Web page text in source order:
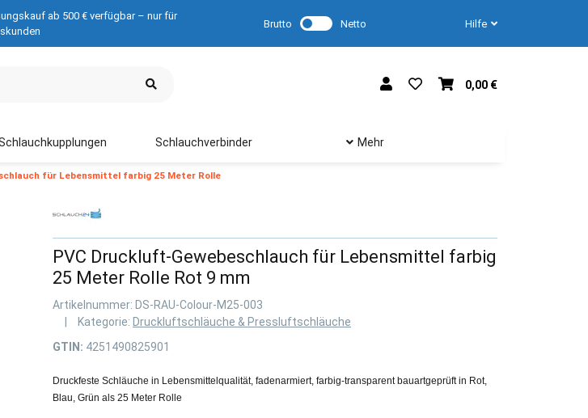
ab 500 € verfügbar – nur für
Brutto Netto Hilfe
0,00 €
Schlauchverbinder Mehr
für Lebensmittel farbig 25 Meter Rolle
PVC Druckluft-Gewebeschlauch für Lebensmittel farbig
25 Meter Rolle Rot 9 mm
Artikelnummer: DS-RAU-Colour-M25-003
Kategorie: Druckluftschläuche & Pressluftschläuche
GTIN: 4251490825901
Druckfeste Schläuche in Lebensmittelqualität, fadenarmiert, farbig-transparent bauartgeprüft in Rot,
Blau, Grün als 25 Meter Rolle